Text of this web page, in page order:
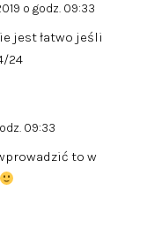
o godz. 09:33
jest łatwo jeśli
24
09:33
to w